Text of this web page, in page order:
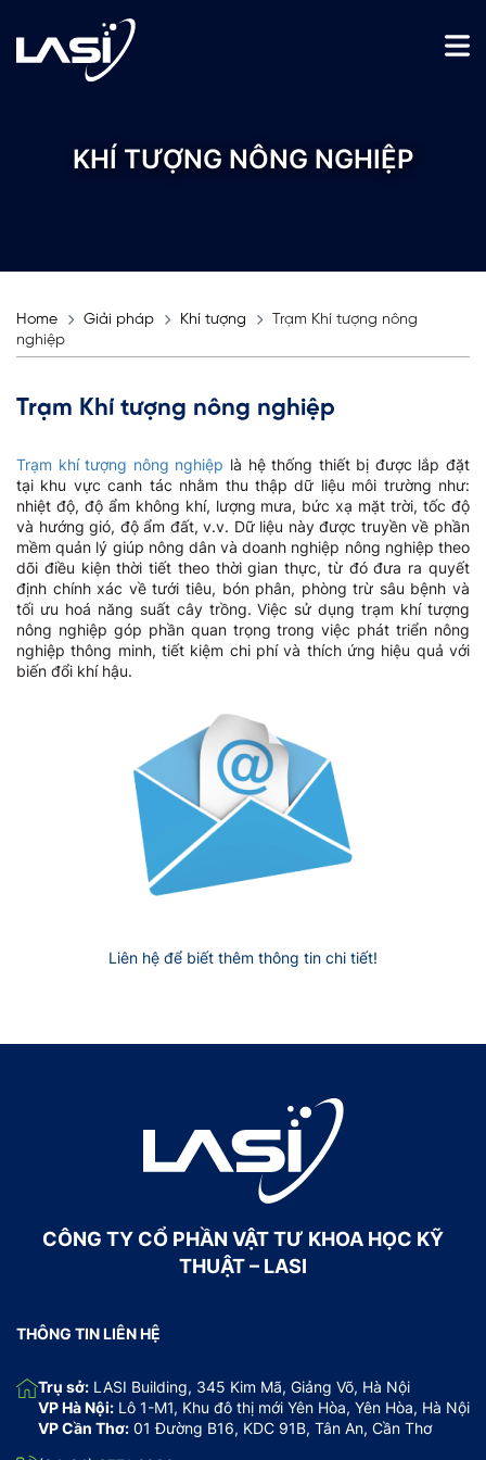
KHÍ TƯỢNG NÔNG NGHIỆP
Home Giải pháp Khí tượng
Trạm Khí tượng nông
nghiệp
Trạm Khí tượng nông nghiệp
Trạm khí tượng nông nghiệp là hệ thống thiết bị được lắp đặt
tại khu vực canh tác nhằm thu thập dữ liệu môi trường như:
nhiệt độ, độ ẩm không khí, lượng mưa, bức xạ mặt trời, tốc độ
và hướng gió, độ ẩm đất, v.v. Dữ liệu này được truyền về phần
mềm quản lý giúp nông dân và doanh nghiệp nông nghiệp theo
dõi điều kiện thời tiết theo thời gian thực, từ đó đưa ra quyết
định chính xác về tưới tiêu, bón phân, phòng trừ sâu bệnh và
tối ưu hoá năng suất cây trồng. Việc sử dụng trạm khí tượng
nông nghiệp góp phần quan trọng trong việc phát triển nông
nghiệp thông minh, tiết kiệm chi phí và thích ứng hiệu quả với
biến đổi khí hậu.
Liên hệ để biết thêm thông tin chi tiết!
CÔNG TY CỔ PHẦN VẬT TƯ KHOA HỌC KỸ
THUẬT – LASI
THÔNG TIN LIÊN HỆ
Trụ sở: LASI Building, 345 Kim Mã, Giảng Võ, Hà Nội
VP Hà Nội: Lô 1-M1, Khu đô thị mới Yên Hòa, Yên Hòa, Hà Nội
VP Cần Thơ: 01 Đường B16, KDC 91B, Tân An, Cần Thơ